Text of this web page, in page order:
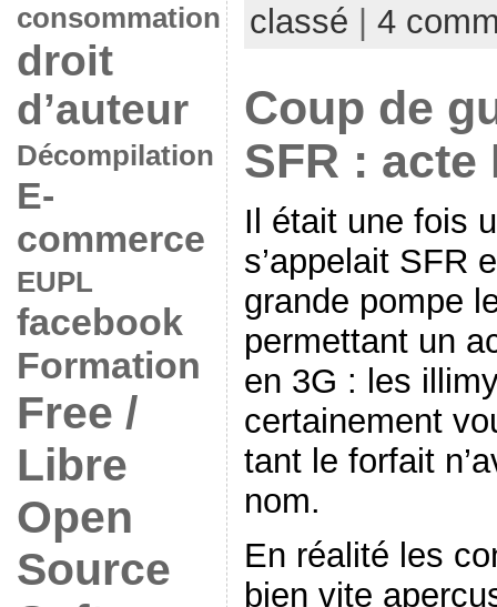
consommation
droit
d’auteur
Décompilation
E-
commerce
EUPL
facebook
Formation
Free /
Libre
Open
Source
classé | 4
Coup de
SFR : acte
Il était une fois
s’appelait SFR
grande pompe
permettant un
en 3G : les
certainement
tant le forfait
nom.
En réalité les
bien vite